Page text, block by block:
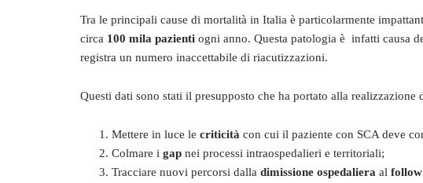
Tra le principali cause di mortalità in Italia è particolarmente
circa 100 mila pazienti ogni anno. Questa patologia è infatti causa
registra un numero inaccettabile di riacutizzazioni.
Questi dati sono stati il presupposto che ha portato alla
Mettere in luce le criticità con cui il paziente con SCA deve
Colmare i gap nei processi intraospedalieri e territoriali;
Tracciare nuovi percorsi dalla dimissione ospedaliera al follow